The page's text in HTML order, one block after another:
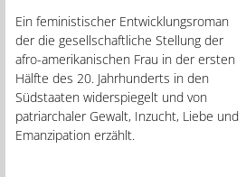
Ein feministischer Entwicklungsroman
der die gesellschaftliche Stellung der
afro-amerikanischen Frau in der ersten
Hälfte des 20. Jahrhunderts in den
Südstaaten widerspiegelt und von
patriarchaler Gewalt, Inzucht, Liebe und
Emanzipation erzählt.